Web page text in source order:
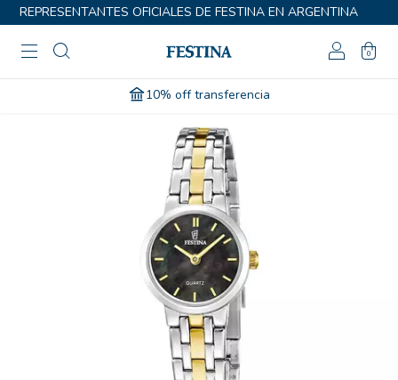
REPRESENTANTES OFICIALES DE FESTINA EN ARGENTINA
0
10% off transferencia